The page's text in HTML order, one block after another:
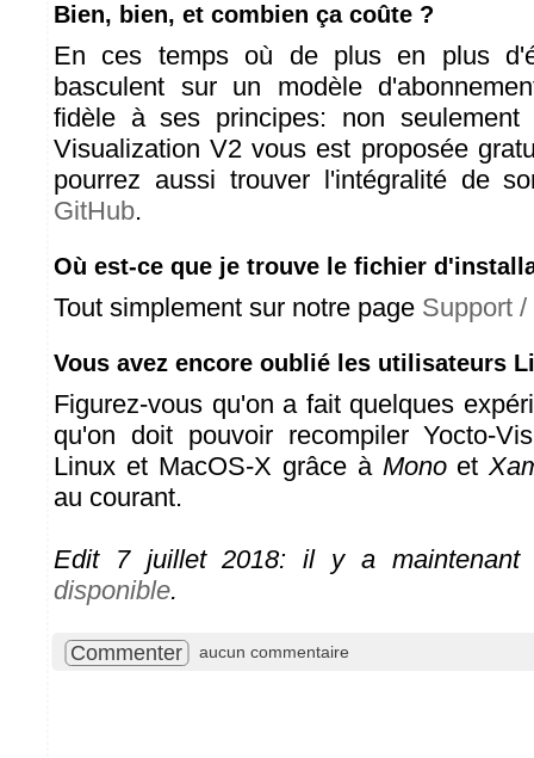
Bien, bien, et combien ça coûte ?
En ces temps où de plus en plus
basculent sur un modèle
fidèle à ses principes: non seulement
Visualization V2 vous est proposée
pourrez aussi trouver l'intégralité de
GitHub.
Où est-ce que je trouve le fichier
Tout simplement sur notre page Support /
Vous avez encore oublié les utilisateurs
Figurez-vous qu'on a fait quelques
qu'on doit pouvoir recompiler Yocto-
Linux et MacOS-X grâce à Monoet
au courant.
Edit 7 juillet 2018: il y a
disponible.
Commenter aucun commentaire